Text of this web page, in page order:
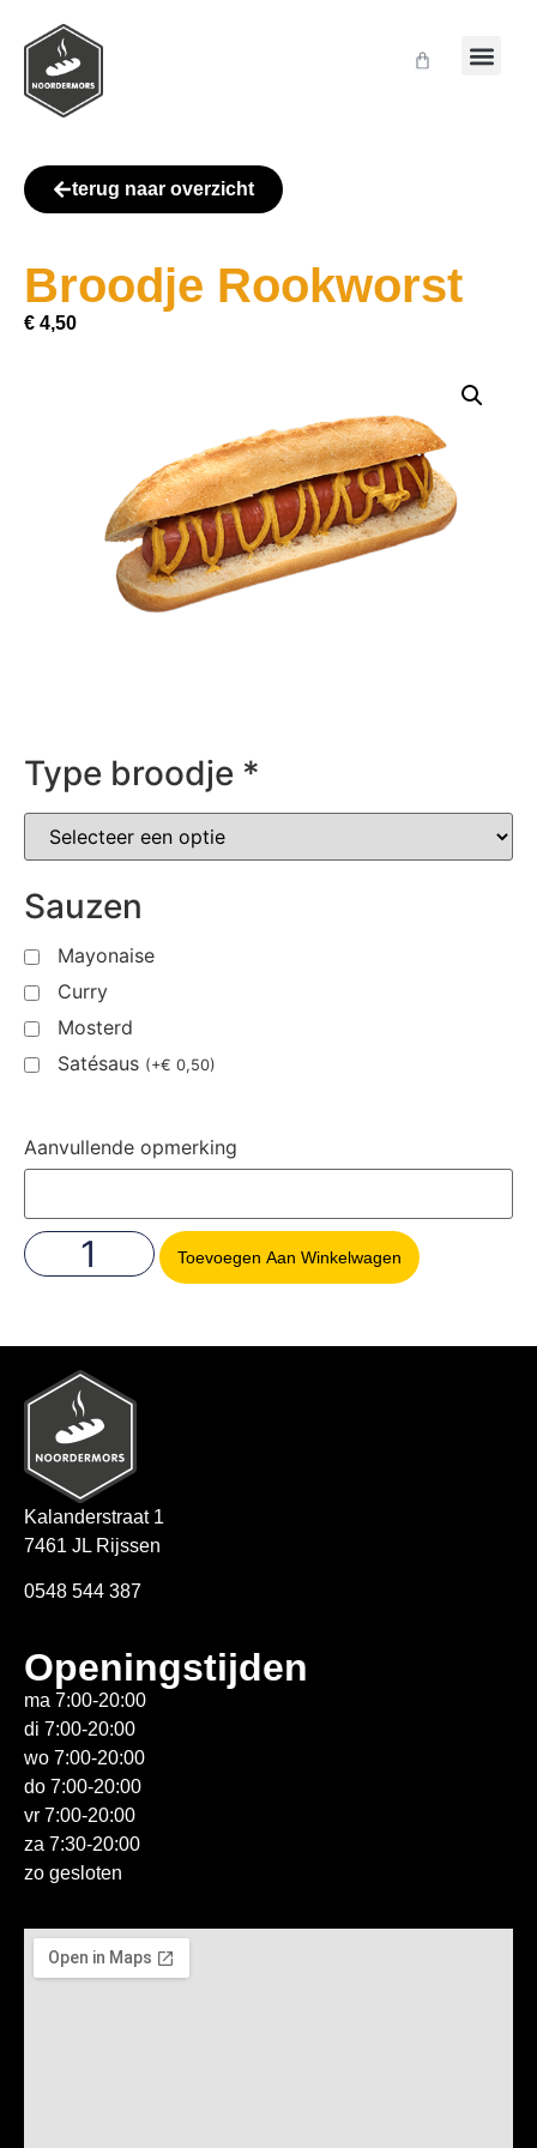
terug naar overzicht
Broodje Rookworst
€ 4,50
Type broodje *
Sauzen
Mayonaise
Curry
Mosterd
Satésaus (+€ 0,50)
Aanvullende opmerking
Toevoegen Aan Winkelwagen
Kalanderstraat 1
7461 JL Rijssen
0548 544 387
Openingstijden
ma 7:00-20:00
di 7:00-20:00
wo 7:00-20:00
do 7:00-20:00
vr 7:00-20:00
za 7:30-20:00
zo gesloten